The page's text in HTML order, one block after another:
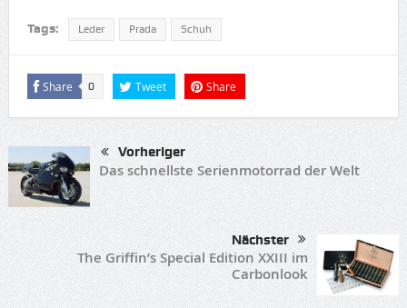
Tags: Leder Prada Schuh
Share 0 Tweet Share
Vorheriger
Das schnellste Serienmotorrad der Welt
Nächster
The Griffin’s Special Edition XXIII im
Carbonlook